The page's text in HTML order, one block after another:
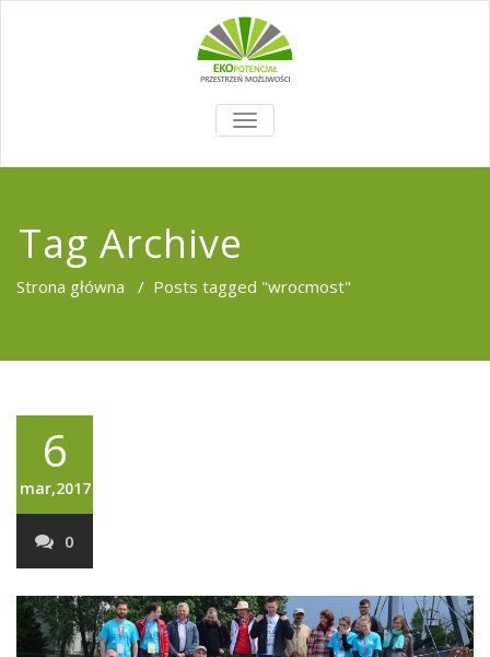
TOGGLE
NAVIGATION
Tag Archive
Strona główna / Posts tagged "wrocmost"
6
mar,2017
0